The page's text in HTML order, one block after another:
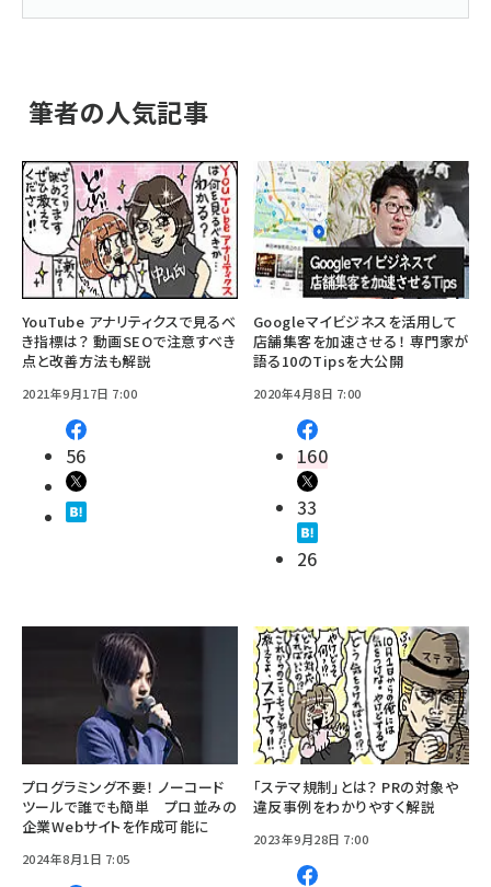
筆者の人気記事
YouTube アナリティクスで見るべ
き指標は？ 動画SEOで注意すべき
点と改善方法も解説
2021年9月17日 7:00
56
Googleマイビジネスを活用して
店舗集客を加速させる！ 専門家が
語る10のTipsを大公開
2020年4月8日 7:00
160
33
26
プログラミング不要！ ノーコード
ツールで誰でも簡単 プロ並みの
企業Webサイトを作成可能に
2024年8月1日 7:05
「ステマ規制」とは？ PRの対象や
違反事例をわかりやすく解説
2023年9月28日 7:00